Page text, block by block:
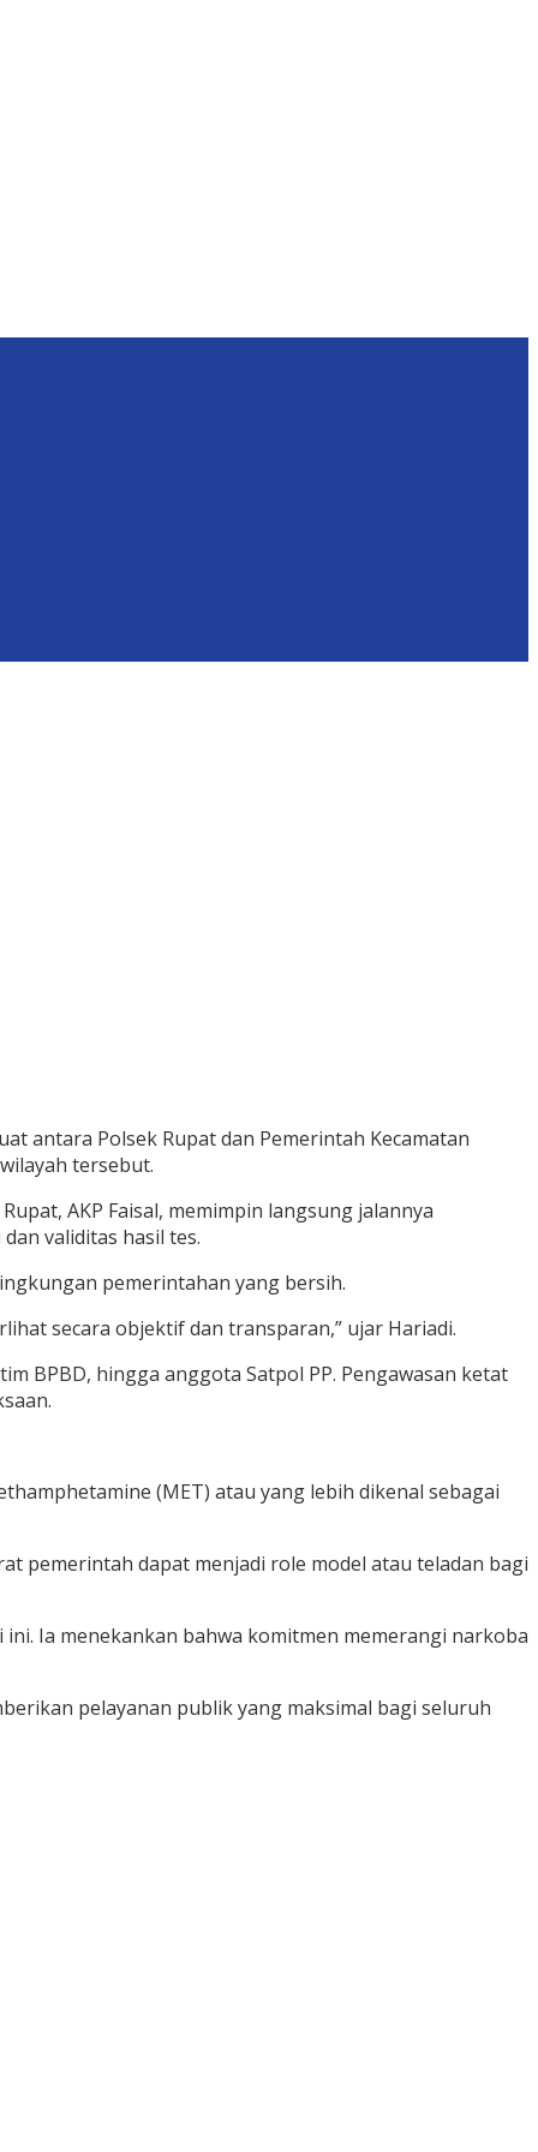
antara Polsek Rupat dan Pemerintah Kecamatan
tersebut.
AKP Faisal, memimpin langsung jalannya
validitas hasil tes.
pemerintahan yang bersih.
secara objektif dan transparan,” ujar Hariadi.
BPBD, hingga anggota Satpol PP. Pengawasan ketat
(MET) atau yang lebih dikenal sebagai
pemerintah dapat menjadi role model atau teladan bagi
Ia menekankan bahwa komitmen memerangi narkoba
pelayanan publik yang maksimal bagi seluruh